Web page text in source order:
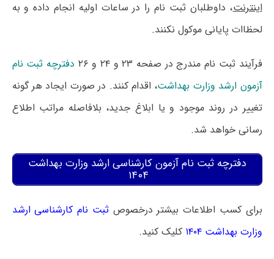
اینترنت، داوطلبان ثبت نام را در ساعات اولیه انجام داده و به
لحظاات پایانی موکول نکنند.
فرآیند ثبت نام مندرج در صفحه ۲۳ و ۲۴ و ۲۶
دفترچه ثبت نام
آزمون ارشد وزارت بهداشت، اقدام کنند. در صورت ایجاد هر گونه
تغییر در روند موجود و یا ابلاغ جدید، بلافاصله مراتب اطلاع
رسانی خواهد شد.
دفترچه ثبت‌ نام آزمون کارشناسی ارشد وزارت بهداشت
۱۴۰۴
برای کسب اطلاعات بیشتر درخصوصثبت‌ نام کارشناسی ارشد
وزارت بهداشت ۱۴۰۴
کلیک کنید.